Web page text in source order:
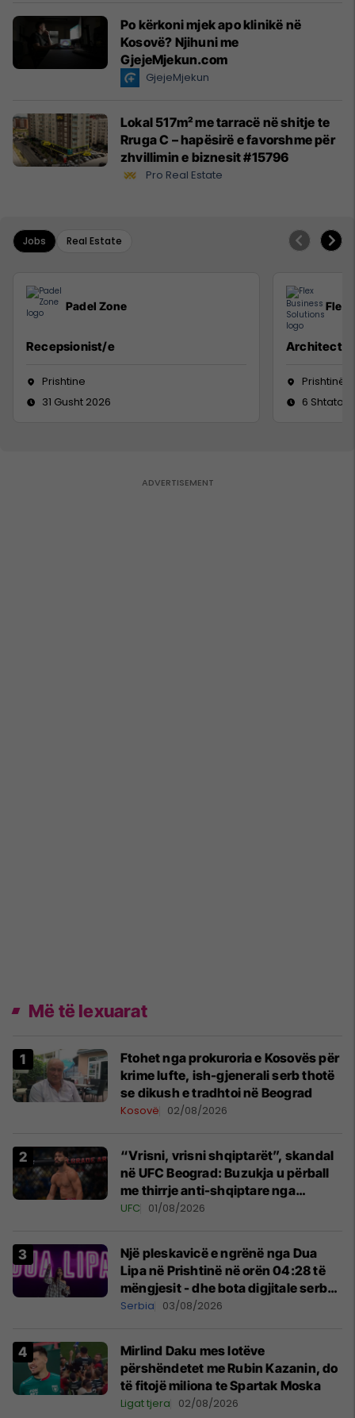
Po kërkoni mjek apo klinikë në
Kosovë? Njihuni me
GjejeMjekun.com
GjejeMjekun
Lokal 517m² me tarracë në shitje te
Rruga C – hapësirë e favorshme për
zhvillimin e biznesit #15796
Pro Real Estate
Jobs Real Estate
Padel Zone
Recepsionist/e
Prishtine
31 Gusht 2026
Flex
Architect
Prishtinë
6 Shtator
Më të lexuarat
Ftohet nga prokuroria e Kosovës për
krime lufte, ish-gjenerali serb thotë
se dikush e tradhtoi në Beograd
Kosovë 02/08/2026
“Vrisni, vrisni shqiptarët”, skandal
në UFC Beograd: Buzukja u përball
me thirrje anti-shqiptare nga
tribunat
UFC 01/08/2026
Një pleskavicë e ngrënë nga Dua
Lipa në Prishtinë në orën 04:28 të
mëngjesit - dhe bota digjitale serbe
shpall gjendjen e luftës
Serbia 03/08/2026
Mirlind Daku mes lotëve
përshëndetet me Rubin Kazanin, do
të fitojë miliona te Spartak Moska
Ligat tjera 02/08/2026